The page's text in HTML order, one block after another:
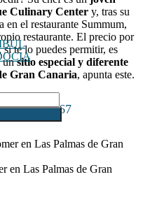
Culinary Center y, tras su
en el restaurante Summum,
restaurante. El precio por
te lo puedes permitir, es
unsitio especial y diferente
Gran Canaria, apunta este.
673625967
en Las Palmas de Gran